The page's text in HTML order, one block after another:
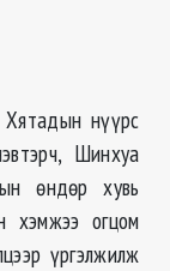
Хятадын нүүрс
Шинхуа
өндөр хувь
хэмжээ огцом
үргэлжилж